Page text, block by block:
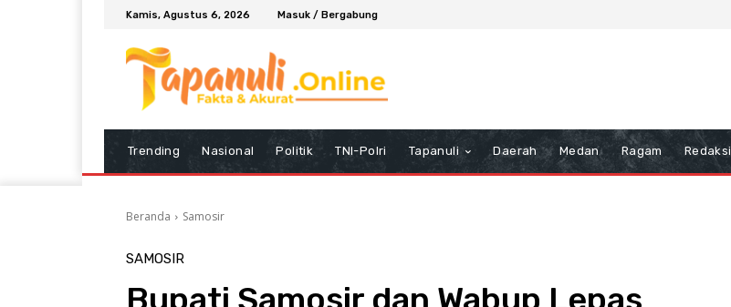
Kamis, Agustus 6, 2026 Masuk / Bergabung
Trending Nasional Politik TNI-Polri Tapanuli Daerah Medan Ragam Redaksi
Beranda Samosir
SAMOSIR